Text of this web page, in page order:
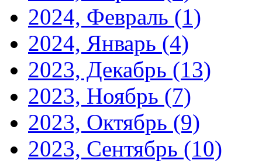
2024, Февраль (1)
2024, Январь (4)
2023, Декабрь (13)
2023, Ноябрь (7)
2023, Октябрь (9)
2023, Сентябрь (10)